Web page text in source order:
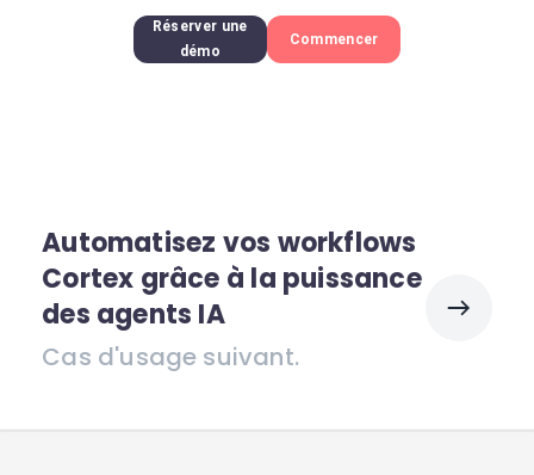
Réserver une
démo
Commencer
Automatisez vos workflows
Cortex grâce à la puissance
des agents IA
Cas d'usage suivant.